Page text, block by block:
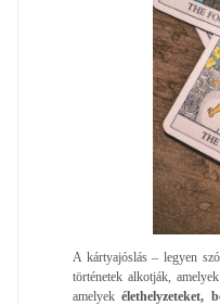
A kártyajóslás – legyen
történetek alkotják,
amelyekélethelyzeteket,